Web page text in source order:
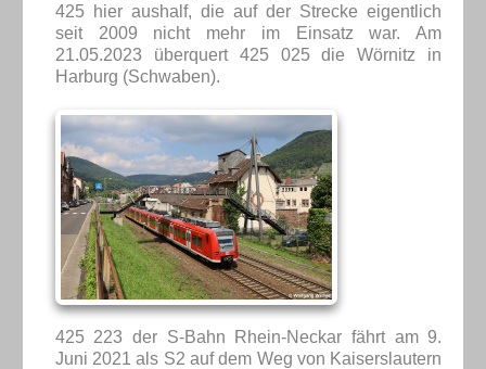
425 hier aushalf, die auf der Strecke eigentlich
seit 2009 nicht mehr im Einsatz war. Am
21.05.2023 überquert 425 025 die Wörnitz in
Harburg (Schwaben).
425 223 der S-Bahn Rhein-Neckar fährt am 9.
Juni 2021 als S2 auf dem Weg von Kaiserslautern